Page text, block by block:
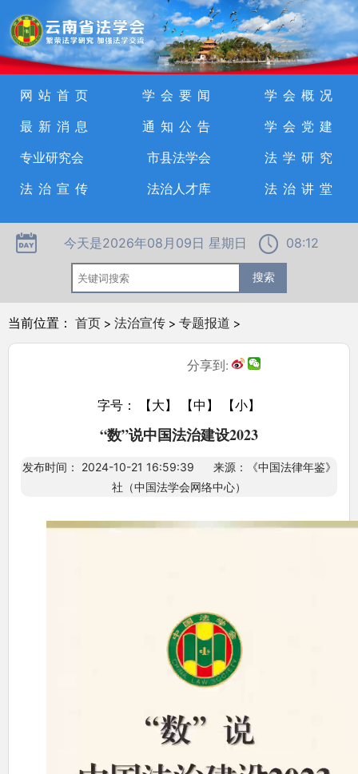
网站首页 学会要闻 学会概况
最新消息 通知公告 学会党建
专业研究会 市县法学会 法学研究
法治宣传 法治人才库 法治讲堂
今天是2026年08月09日 星期日 08:12
当前位置： 首页 > 法治宣传 > 专题报道 >
分享到:
字号： 【大】 【中】 【小】
“数”说中国法治建设2023
发布时间： 2024-10-21 16:59:39 来源：《中国法律年鉴》
社（中国法学会网络中心）